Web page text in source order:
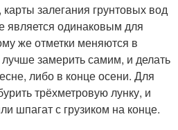
залегания грунтовых вод
является одинаковым для
же отметки меняются в
лучше замерить самим, и делать
либо в конце осени. Для
трёхметровую лунку, и
шпагат с грузиком на конце.